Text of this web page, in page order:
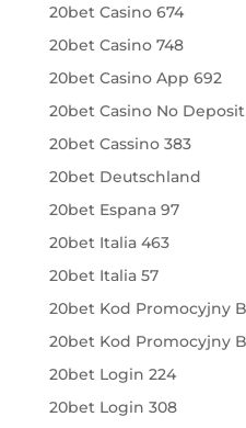
20bet Casino 674
20bet Casino 748
20bet Casino App 692
20bet Casino No
20bet Cassino 383
20bet Deutschland
20bet Espana 97
20bet Italia 463
20bet Italia 57
20bet Kod Promocyjny
20bet Kod Promocyjny
20bet Login 224
20bet Login 308